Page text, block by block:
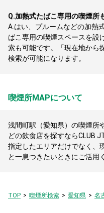
Q.加熱式たばこ専用の喫煙所
A. はい、プルームなどの加熱
ばこ専用の喫煙スペースを設
索も可能です。「現在地から
検索が可能になります。
喫煙所MAPについて
浅間町駅（愛知県）の喫煙所
どの飲食店を探すならCLUB
指定したエリアだけでなく、
と一息つきたいときにご活用
TOP 喫煙所検索 愛知県 名